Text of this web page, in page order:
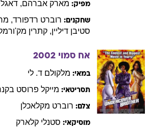
מפיק: מארק אברהם,
שחקנים: רוברט רדפורד,
סטיבן דיליין, קתרין
אח סמוי 2002
במאי: מלקולם ד. לי
תסריטאי: מייקל פרוסט
צלם: רוברט מקלאכלן
מוסיקאי: סטנלי קלארק